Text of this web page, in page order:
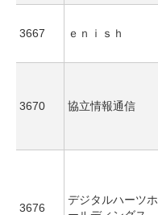
3667 ｅｎｉｓｈ
3670 協立情報通信
3676
デジタルハーツホ